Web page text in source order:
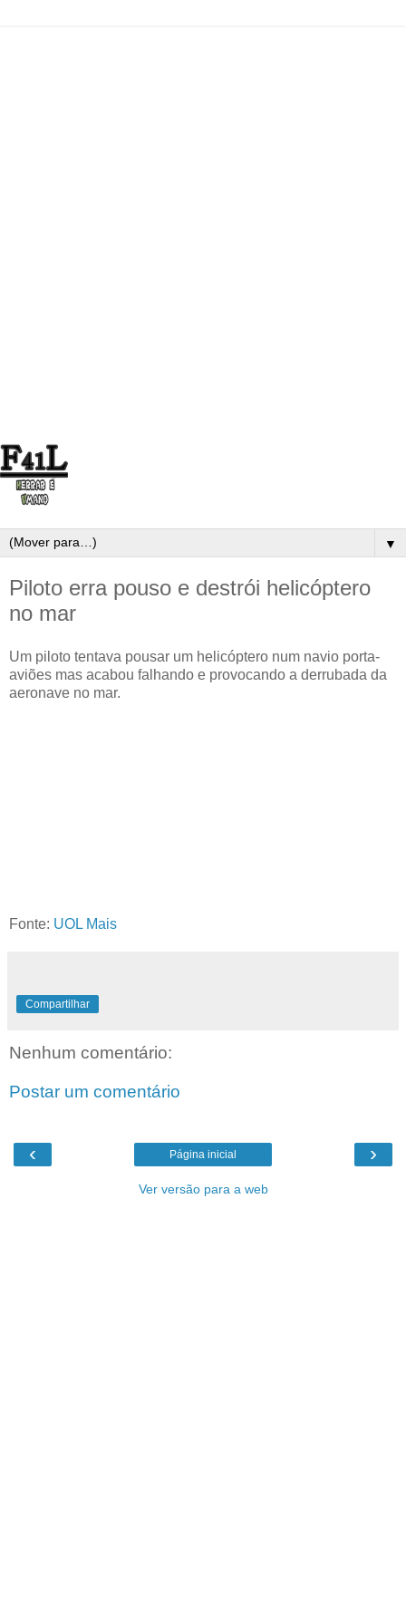
▼
Piloto erra pouso e destrói helicóptero
no mar
Um piloto tentava pousar um helicóptero num navio porta-
aviões mas acabou falhando e provocando a derrubada da
aeronave no mar.
Fonte: UOL Mais
Compartilhar
Nenhum comentário:
Postar um comentário
‹ ›
Página inicial
Ver versão para a web